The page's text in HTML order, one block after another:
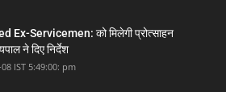
Ex-Servicemen: को मिलेगी प्रोत्साहन
ने दिए निर्देश
IST 5:49:00: pm